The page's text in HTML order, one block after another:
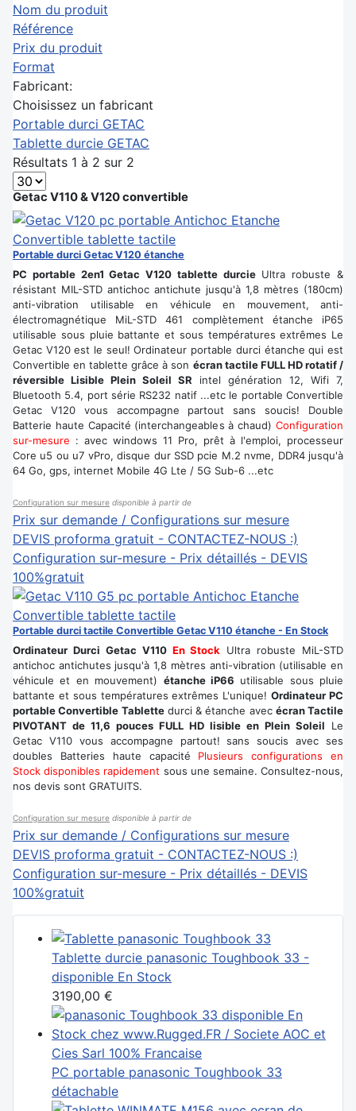
Nom du produit
Référence
Prix du produit
Format
Fabricant:
Choisissez un fabricant
Portable durci GETAC
Tablette durcie GETAC
Résultats 1 à 2 sur 2
Getac V110 & V120 convertible
Portable durci Getac V120 étanche
PC portable 2en1 Getac V120 tablette durcieUltra robuste &
résistant MIL-STD antichoc antichute jusqu'à 1,8 mètres (180cm)
anti-vibration utilisable en véhicule en mouvement, anti-
électromagnétique MiL-STD 461 complètement étanche iP65
utilisable sous pluie battante et sous températures extrêmes Le
Getac V120 est le seul! Ordinateur portable durci étanche qui est
Convertible en tablette grâce à son écran tactile FULL HD rotatif /
réversible Lisible Plein Soleil SR intel génération 12, Wifi 7,
Bluetooth 5.4, port série RS232 natif ...etc le portable Convertible
Getac V120 vous accompagne partout sans soucis! Double
Batterie haute Capacité (interchangeables à chaud) Configuration
sur-mesure : avec windows 11 Pro, prêt à l'emploi, processeur
Core u5 ou u7 vPro, disque dur SSD pcie M.2 nvme, DDR4 jusqu'à
64 Go, gps, internet Mobile 4G Lte / 5G Sub-6 ...etc
Configuration sur mesure disponible à partir de
Prix sur demande / Configurations sur mesure
DEVIS proforma gratuit - CONTACTEZ-NOUS :)
Configuration sur-mesure - Prix détaillés - DEVIS
100%gratuit
Portable durci tactile Convertible Getac V110 étanche - En Stock
Ordinateur Durci Getac V110 En Stock Ultra robuste MiL-STD
antichoc antichutes jusqu'à 1,8 mètres anti-vibration (utilisable en
véhicule et en mouvement) étanche iP66 utilisable sous pluie
battante et sous températures extrêmes L'unique!Ordinateur PC
portable Convertible Tablettedurci & étanche avec écran Tactile
PIVOTANT de 11,6 pouces FULL HD lisible en Plein Soleil Le
Getac V110 vous accompagne partout! sans soucis avec ses
doubles Batteries haute capacité Plusieurs configurations en
Stock disponibles rapidement sous une semaine. Consultez-nous,
nos devis sont GRATUITS.
Configuration sur mesure disponible à partir de
Prix sur demande / Configurations sur mesure
DEVIS proforma gratuit - CONTACTEZ-NOUS :)
Configuration sur-mesure - Prix détaillés - DEVIS
100%gratuit
Tablette durcie panasonic Toughbook 33 -
disponible En Stock
3190,00 €
PC portable panasonic Toughbook 33
détachable